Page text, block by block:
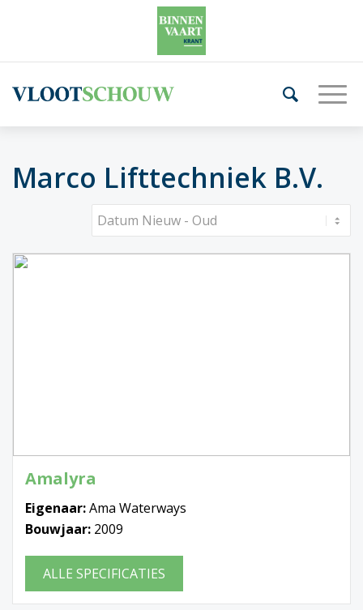
Marco Lifttechniek B.V.
Amalyra
Eigenaar:Ama Waterways
Bouwjaar: 2009
ALLE SPECIFICATIES